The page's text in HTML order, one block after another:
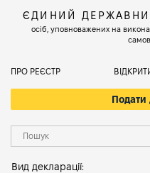
ЄДИНИЙ
осіб, уповноважених на
ПРО РЕЄСТР
Подати
Вид декларації: